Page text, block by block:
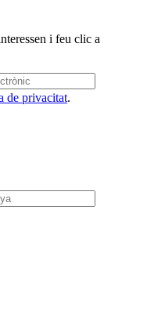
i feu clic a
de privacitat.